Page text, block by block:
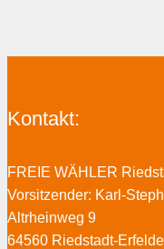
Kontakt:
FREIE WÄHLER
Vorsitzender: Karl-
Altrheinweg 9
64560 Riedstadt-